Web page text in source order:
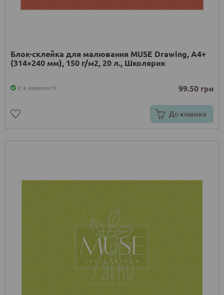
Блок-склейка для малювання MUSE Drawing, А4+
(314×240 мм), 150 г/м2, 20 л., Школярик
Є в наявності 99.50 грн
До кошика